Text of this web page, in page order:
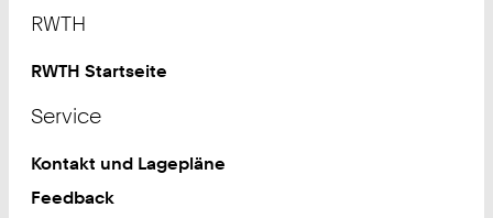
RWTH
RWTH Startseite
Service
Kontakt und Lagepläne
Feedback